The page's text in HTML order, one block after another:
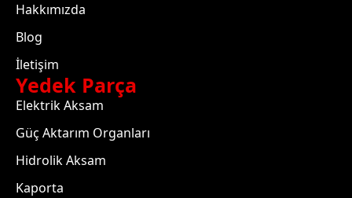
Hakkımızda
Blog
İletişim
Yedek Parça
Elektrik Aksam
Güç Aktarım Organları
Hidrolik Aksam
Kaporta